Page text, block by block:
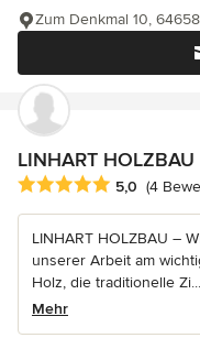
Zum Denkmal 10,
LINHART HOLZBAU
Durchschnittliche
5,0 (4
LINHART HOLZBAU –
unserer Arbeit am
Holz, die traditionelle Zi...
Mehr